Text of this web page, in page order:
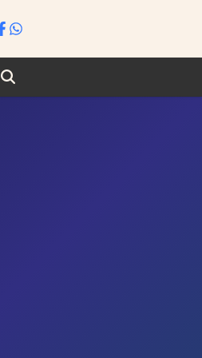
Search